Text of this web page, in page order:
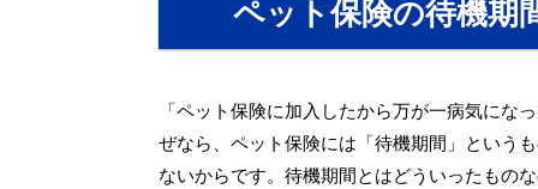
ペット保険の待機期
「ペット保険に加入したから万が一病気にな
ぜなら、ペット保険には「待機期間」という
ないからです。待機期間とはどういったもの